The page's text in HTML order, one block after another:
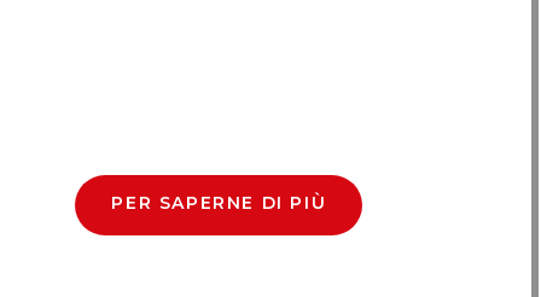
PER SAPERNE DI PIÙ